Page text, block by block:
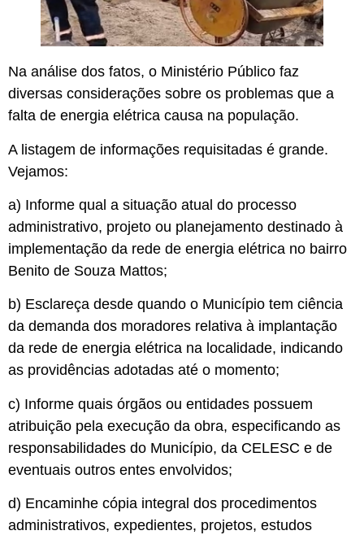
Na análise dos fatos, o Ministério Público faz
diversas considerações sobre os problemas que a
falta de energia elétrica causa na população.
A listagem de informações requisitadas é grande.
Vejamos:
a) Informe qual a situação atual do processo
administrativo, projeto ou planejamento destinado à
implementação da rede de energia elétrica no bairro
Benito de Souza Mattos;
b) Esclareça desde quando o Município tem ciência
da demanda dos moradores relativa à implantação
da rede de energia elétrica na localidade, indicando
as providências adotadas até o momento;
c) Informe quais órgãos ou entidades possuem
atribuição pela execução da obra, especificando as
responsabilidades do Município, da CELESC e de
eventuais outros entes envolvidos;
d) Encaminhe cópia integral dos procedimentos
administrativos, expedientes, projetos, estudos